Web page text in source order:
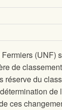
Fermiers
de
du
ces